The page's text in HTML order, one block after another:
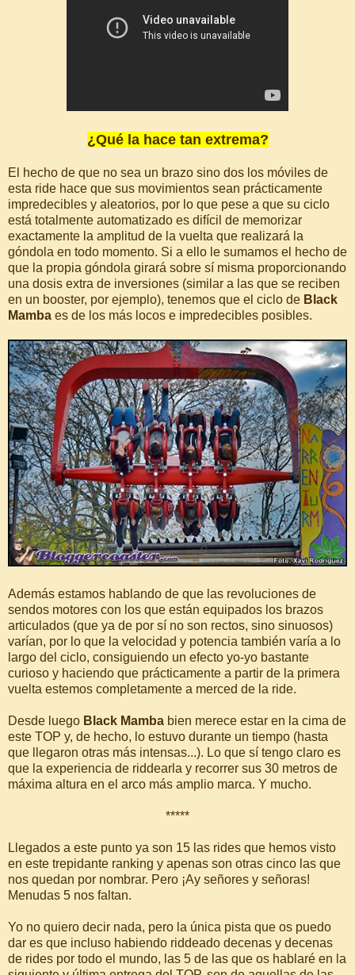
¿Qué la hace tan extrema?
El hecho de que no sea un brazo sino dos los móviles de
esta ride hace que sus movimientos sean prácticamente
impredecibles y aleatorios, por lo que pese a que su ciclo
está totalmente automatizado es difícil de memorizar
exactamente la amplitud de la vuelta que realizará la
góndola en todo momento. Si a ello le sumamos el hecho de
que la propia góndola girará sobre sí misma proporcionando
una dosis extra de inversiones (similar a las que se reciben
en un booster, por ejemplo), tenemos que el ciclo de Black
Mamba es de los más locos e impredecibles posibles.
Además estamos hablando de que las revoluciones de
sendos motores con los que están equipados los brazos
articulados (que ya de por sí no son rectos, sino sinuosos)
varían, por lo que la velocidad y potencia también varía a lo
largo del ciclo, consiguiendo un efecto yo-yo bastante
curioso y haciendo que prácticamente a partir de la primera
vuelta estemos completamente a merced de la ride.
Desde luego Black Mamba bien merece estar en la cima de
este TOP y, de hecho, lo estuvo durante un tiempo (hasta
que llegaron otras más intensas...). Lo que sí tengo claro es
que la experiencia de riddearla y recorrer sus 30 metros de
máxima altura en el arco más amplio marca. Y mucho.
*****
Llegados a este punto ya son 15 las rides que hemos visto
en este trepidante ranking y apenas son otras cinco las que
nos quedan por nombrar. Pero ¡Ay señores y señoras!
Menudas 5 nos faltan.
Yo no quiero decir nada, pero la única pista que os puedo
dar es que incluso habiendo riddeado decenas y decenas
de rides por todo el mundo, las 5 de las que os hablaré en la